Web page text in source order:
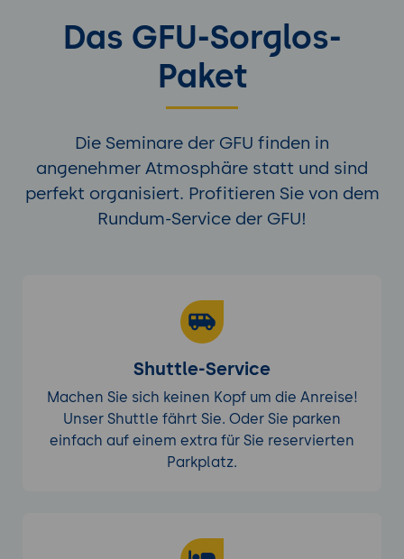
Das GFU-Sorglos-
Paket
Die Seminare der GFU finden in
angenehmer Atmosphäre statt und sind
perfekt organisiert. Profitieren Sie von dem
Rundum-Service der GFU!
Shuttle-Service
Machen Sie sich keinen Kopf um die Anreise!
Unser Shuttle fährt Sie. Oder Sie parken
einfach auf einem extra für Sie reservierten
Parkplatz.